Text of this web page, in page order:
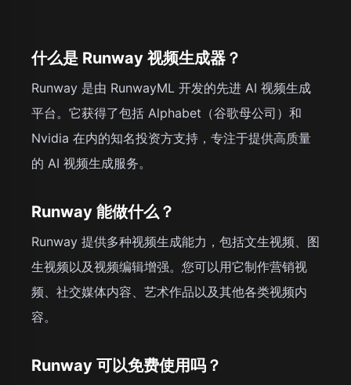
什么是 Runway 视频生成器？
Runway 是由 RunwayML 开发的先进 AI 视频生成
平台。它获得了包括 Alphabet（谷歌母公司）和
Nvidia 在内的知名投资方支持，专注于提供高质量
的 AI 视频生成服务。
Runway 能做什么？
Runway 提供多种视频生成能力，包括文生视频、图
生视频以及视频编辑增强。您可以用它制作营销视
频、社交媒体内容、艺术作品以及其他各类视频内
容。
Runway 可以免费使用吗？